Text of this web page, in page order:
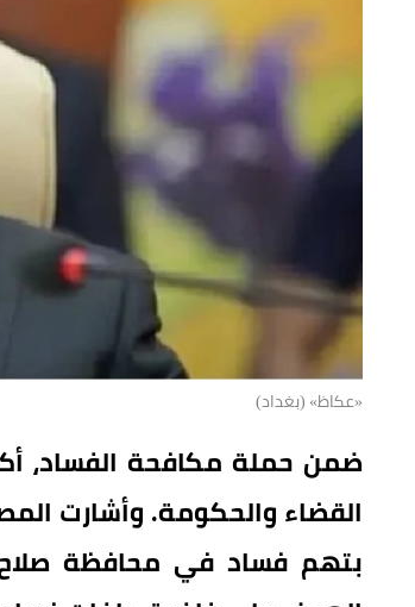
«عكاظ» (بغداد)
ضمن حملة مكافحة الفساد،
القضاء والحكومة. وأشارت
بتهم فساد في محافظة صلاح